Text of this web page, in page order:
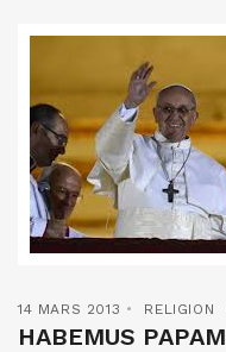
14 MARS 2013 RELIGION
HABEMUS PAPAM